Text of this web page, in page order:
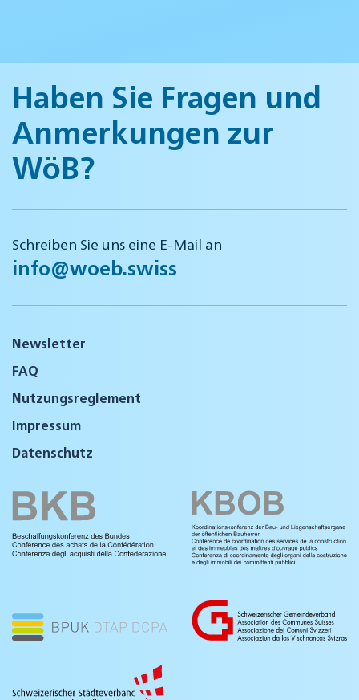
Haben Sie Fragen und
Anmerkungen zur
WöB?
Schreiben Sie uns eine E-Mail an
info@woeb.swiss
Newsletter
FAQ
Nutzungsreglement
Impressum
Datenschutz